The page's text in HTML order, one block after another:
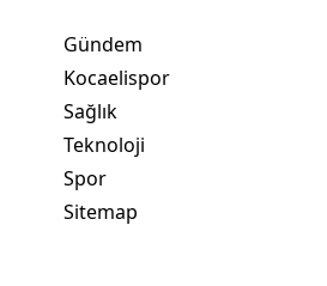
Giresun
Gündem
Kocaelispor
Sağlık
Teknoloji
Spor
Sitemap